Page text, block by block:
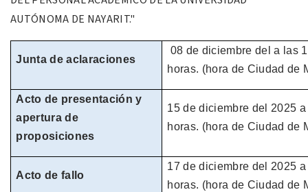
AUTÓNOMA DE NAYARIT."
Junta de aclaraciones
08 de diciembre del a las
horas. (hora de Ciudad de
Acto de presentación y
apertura de
proposiciones
15 dediciembre del 2025 a
horas. (hora de Ciudad de
Acto de fallo
17 de diciembre del 2025 a
horas. (hora de Ciudad de